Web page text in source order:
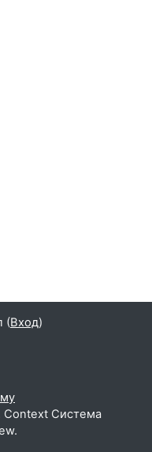
(Вход)
Context Система